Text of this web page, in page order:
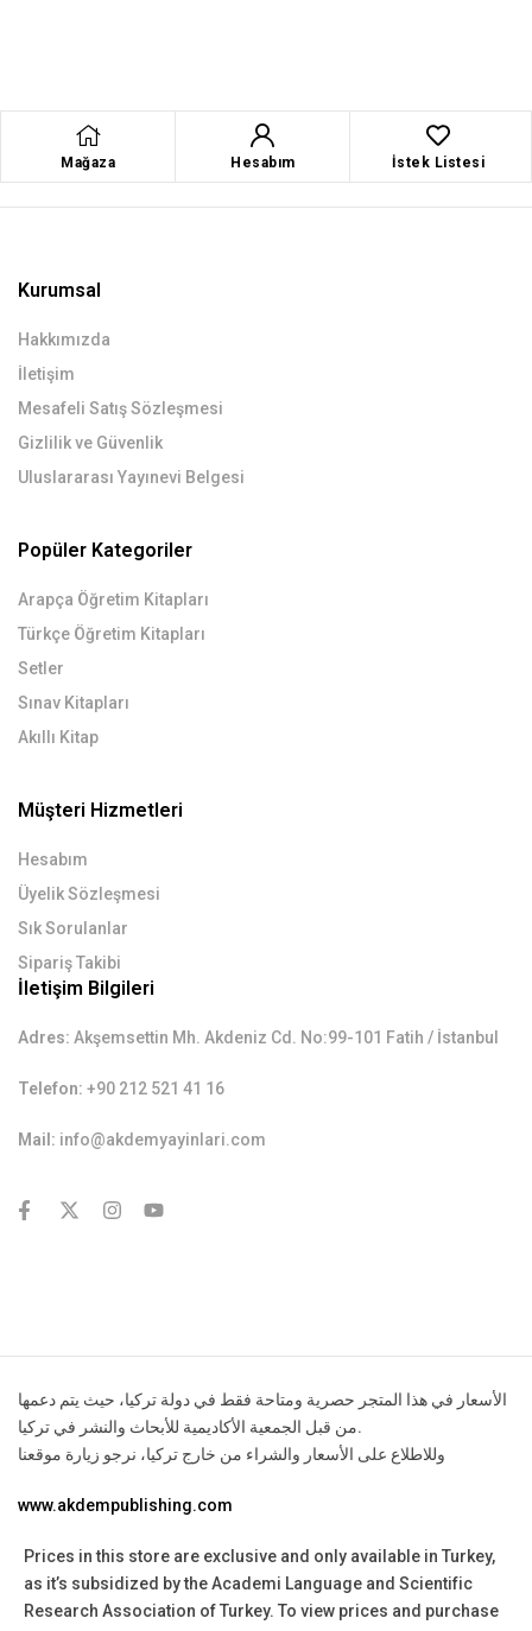
Mağaza Hesabım İstek Listesi
Kurumsal
Hakkımızda
İletişim
Mesafeli Satış Sözleşmesi
Gizlilik ve Güvenlik
Uluslararası Yayınevi Belgesi
Popüler Kategoriler
Arapça Öğretim Kitapları
Türkçe Öğretim Kitapları
Setler
Sınav Kitapları
Akıllı Kitap
Müşteri Hizmetleri
Hesabım
Üyelik Sözleşmesi
Sık Sorulanlar
Sipariş Takibi
İletişim Bilgileri
Adres: Akşemsettin Mh. Akdeniz Cd. No:99-101 Fatih / İstanbul
Telefon: +90 212 521 41 16
Mail: info@akdemyayinlari.com
الأسعار في هذا المتجر حصرية ومتاحة فقط في دولة تركيا، حيث يتم دعمها
من قبل الجمعية الأكاديمية للأبحاث والنشر في تركيا.
وللاطلاع على الأسعار والشراء من خارج تركيا، نرجو زيارة موقعنا
www.akdempublishing.com
Prices in this store are exclusive and only available in Turkey,
as it’s subsidized by the Academi Language and Scientific
Research Association of Turkey. To view prices and purchase